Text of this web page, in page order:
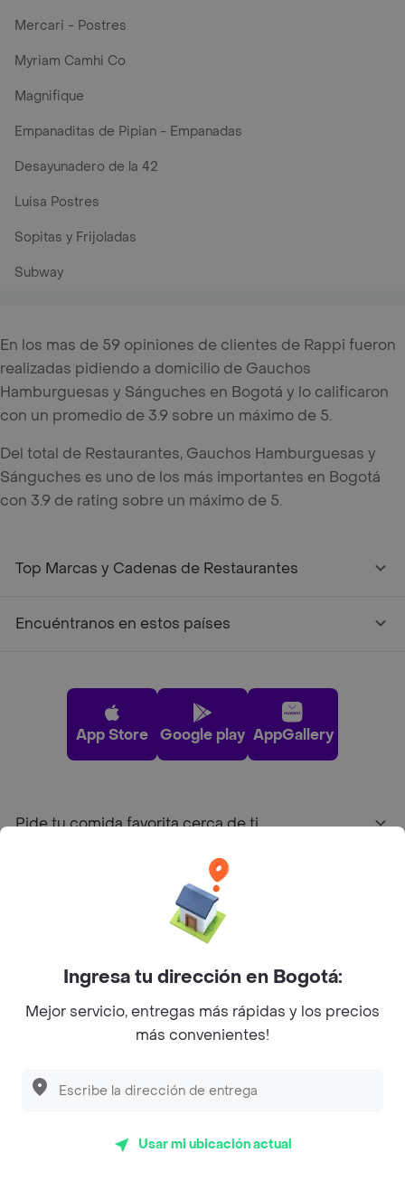
Mercari - Postres
Myriam Camhi Co
Magnifique
Empanaditas de Pipian - Empanadas
Desayunadero de la 42
Luisa Postres
Sopitas y Frijoladas
Subway
En los mas de 59 opiniones de clientes de Rappi fueron
realizadas pidiendo a domicilio de Gauchos
Hamburguesas y Sánguches en Bogotá y lo calificaron
con un promedio de 3.9 sobre un máximo de 5.
Del total de Restaurantes, Gauchos Hamburguesas y
Sánguches es uno de los más importantes en Bogotá
con 3.9 de rating sobre un máximo de 5.
Top Marcas y Cadenas de Restaurantes
Encuéntranos en estos países
App Store Google play AppGallery
Pide tu comida favorita cerca de ti
Sobre Rappi
Facebook
Twitter
Instagram
©2026Rappi Inc. All rights reserved.
Ingresa tu dirección en Bogotá:
Mejor servicio, entregas más rápidas y los precios
más convenientes!
Usar mi ubicación actual